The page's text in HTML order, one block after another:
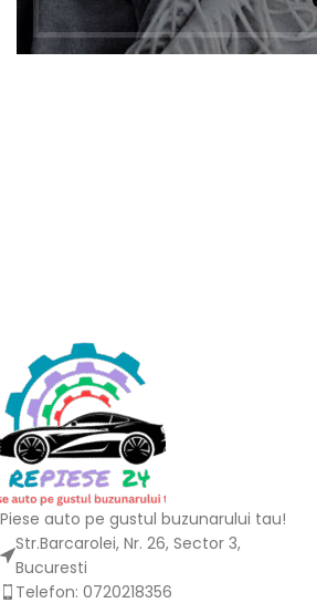
Piese auto pe gustul buzunarului tau!
Str.Barcarolei, Nr. 26, Sector 3,
Bucuresti
Telefon: 0720218356